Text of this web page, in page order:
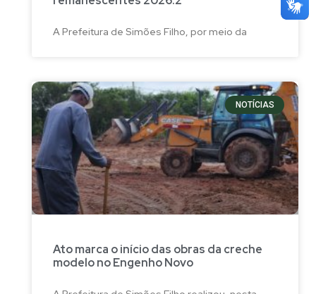
A Prefeitura de Simões Filho, por meio da
NOTÍCIAS
Ato marca o início das obras da creche
modelo no Engenho Novo